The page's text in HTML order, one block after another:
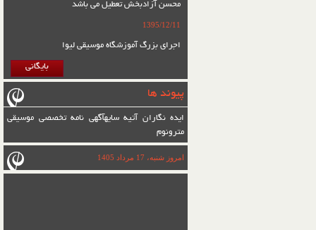
محسن آزادبخش تعطیل می باشد
1395/12/11
اجرای بزرگ آموزشگاه موسیقی لیوا
بایگانی
پیوند ها
ایده نگاران آتیه سایهآگهی نامه تخصصی موسیقی
مترونوم
امروز شنبه، 17 مرداد 1405